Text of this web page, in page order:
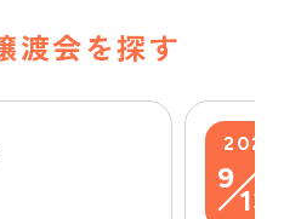
渡会を探す
2026
9
13